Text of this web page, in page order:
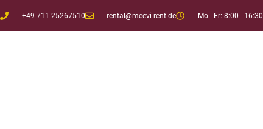
+49 711 25267510 rental@meevi-rent.de Mo - Fr: 8:00 - 16:30